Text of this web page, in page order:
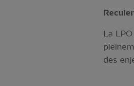
La
des